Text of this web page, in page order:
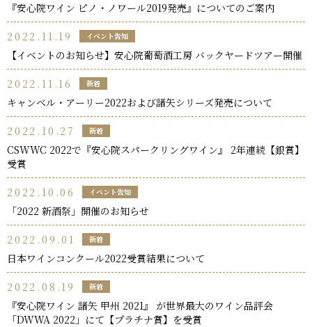
『安心院ワイン ピノ・ノワール2019発売』についてのご案内
2022.11.19 イベント告知
【イベントのお知らせ】安心院葡萄酒工房 バックヤードツアー開催
2022.11.16 新着
キャンベル・アーリー2022および諸矢シリーズ発売について
2022.10.27 新着
CSWWC 2022で『安心院スパークリングワイン』 2年連続【銀賞】
受賞
2022.10.06 イベント告知
「2022 新酒祭」開催のお知らせ
2022.09.01 新着
日本ワインコンクール2022受賞結果について
2022.08.19 新着
『安心院ワイン 諸矢 甲州 2021』 が世界最大のワイン品評会
「DWWA 2022」にて【プラチナ賞】を受賞